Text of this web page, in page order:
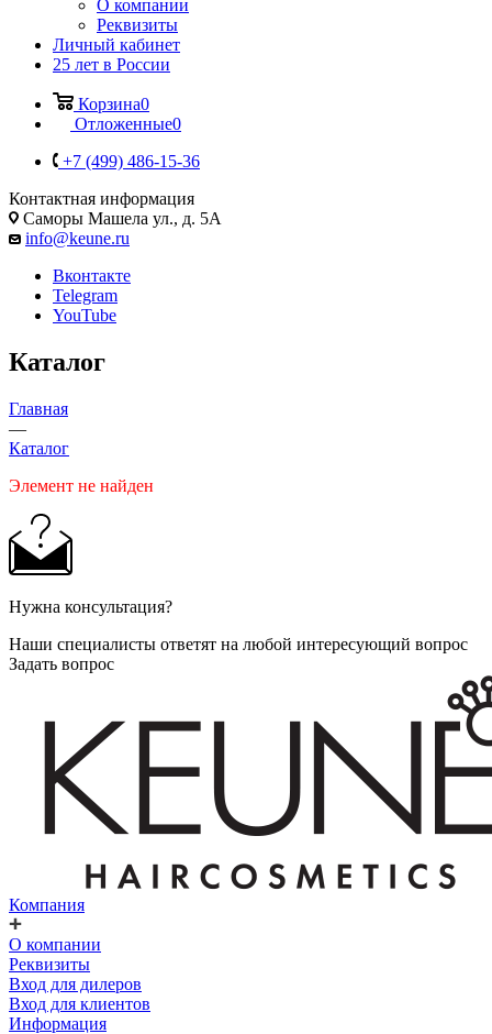
О компании
Реквизиты
Личный кабинет
25 лет в России
Корзина0
Отложенные0
+7 (499) 486-15-36
Контактная информация
Саморы Машела ул., д. 5А
info@keune.ru
Вконтакте
Telegram
YouTube
Каталог
Главная
—
Каталог
Элемент не найден
Нужна консультация?
Наши специалисты ответят на любой интересующий вопрос
Задать вопрос
Компания
О компании
Реквизиты
Вход для дилеров
Вход для клиентов
Информация